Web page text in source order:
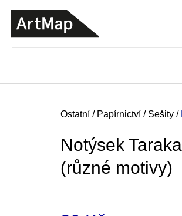
Domů
Ostatní / Papírnictví / Sešity /
Notýsek
(různé motivy)
ZPĚT
DO
OBCHODU
ZPĚT
DO
OBCHODU